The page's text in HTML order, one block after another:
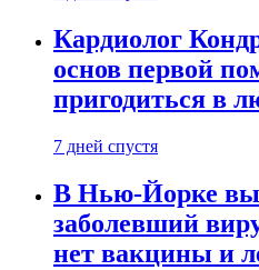
Кардиолог
основ первой
пригодиться в
7 дней спустя
В Нью-Йорке
заболевший
нет вакцины и